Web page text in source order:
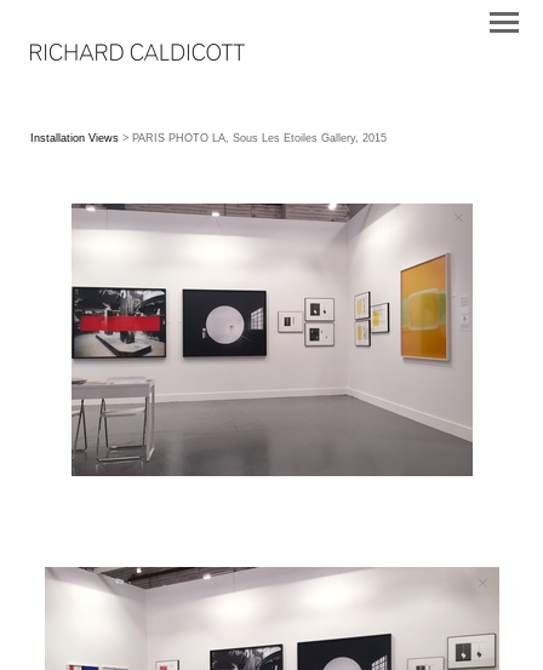
Installation Views > PARIS PHOTO LA, Sous Les Etoiles Gallery, 2015